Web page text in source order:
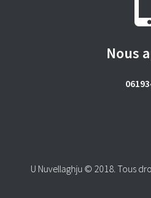
Nous
U Nuvellaghju © 2018. Tous